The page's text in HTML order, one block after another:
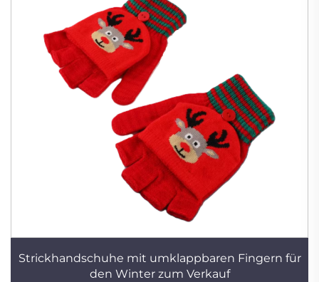
Strickhandschuhe mit umklappbaren Fingern für
den Winter zum Verkauf